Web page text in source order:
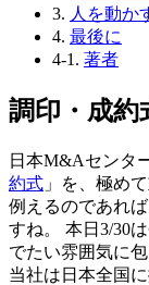
3. 人を動か
4. 最後に
4-1. 著者
調印・成約
日本M&Aセンタ
約式 」を、極め
例えるのであれ
すね。 本日3/30
でたい雰囲気に
当社は日本全国